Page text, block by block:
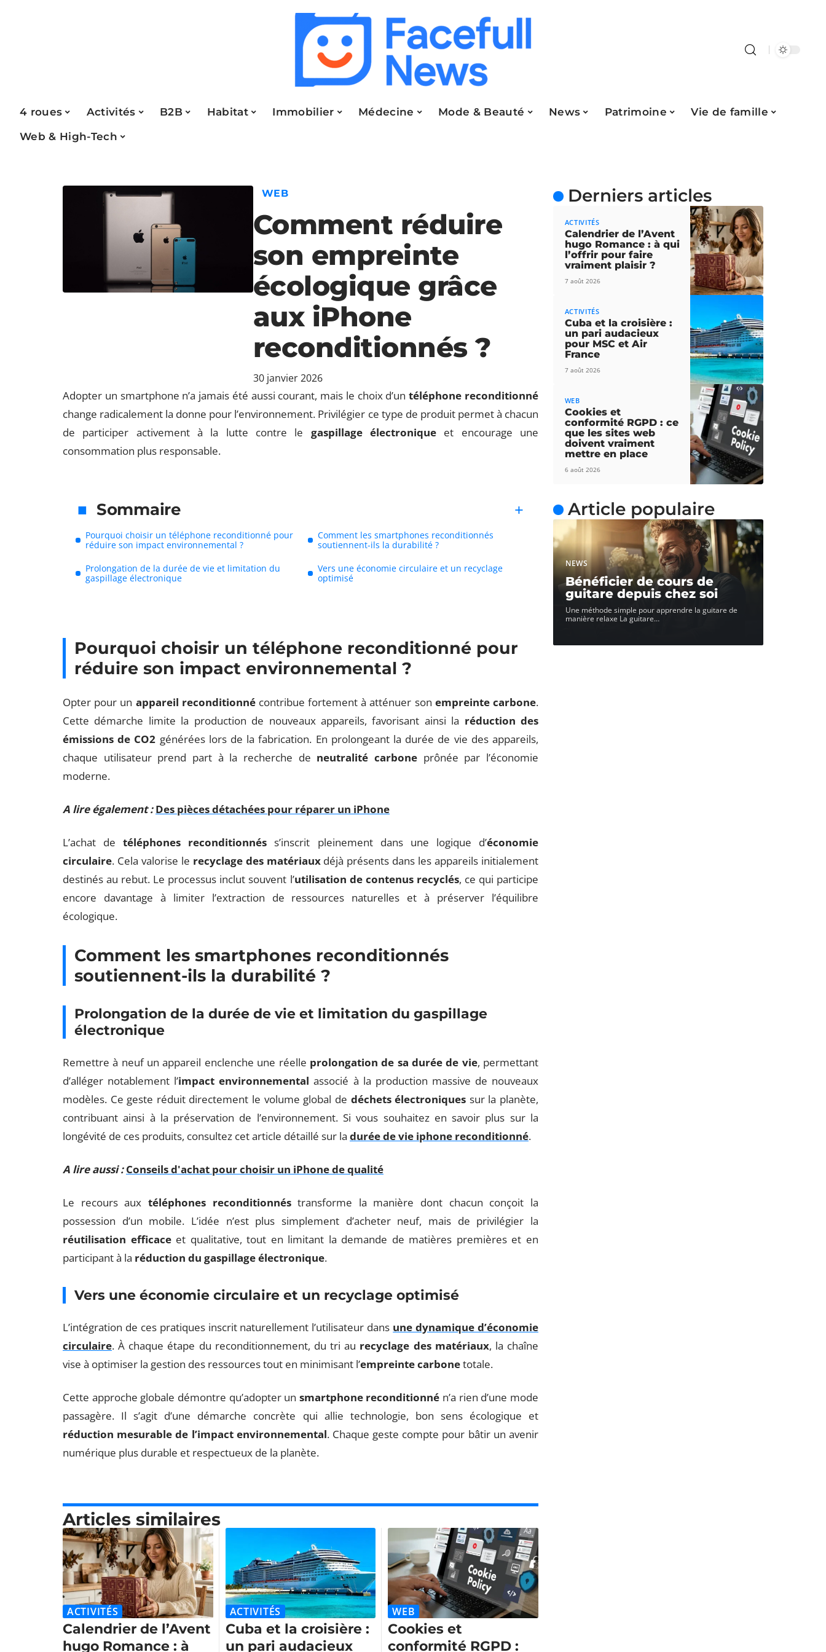
4 roues Activités B2B Habitat Immobilier Médecine Mode & Beauté News Patrimoine
Vie de famille
Web & High-Tech
WEB
Comment réduire
son empreinte
écologique grâce
aux iPhone
reconditionnés ?
30 janvier 2026
Adopter un smartphone n’a jamais été aussi courant, mais le choix d’untéléphone reconditionné
change radicalement la donne pour l’environnement. Privilégier ce type de produit permet à chacun
de participer activement à la lutte contre le gaspillage électronique et encourage une
consommation plus responsable.
Sommaire
Pourquoi choisir un téléphone reconditionné pour
réduire son impact environnemental ?
Comment les smartphones reconditionnés
soutiennent-ils la durabilité ?
Prolongation de la durée de vie et limitation du
gaspillage électronique
Vers une économie circulaire et un recyclage
optimisé
Pourquoi choisir un téléphone reconditionné pour
réduire son impact environnemental ?
Opter pour un appareil reconditionnécontribue fortement à atténuer son empreinte carbone.
Cette démarche limite la production de nouveaux appareils, favorisant ainsi la réduction des
émissions de CO2 générées lors de la fabrication. En prolongeant la durée de vie des appareils,
chaque utilisateur prend part à la recherche de neutralité carbone prônée par l’économie
moderne.
A lire également : Des pièces détachées pour réparer un iPhone
L’achat detéléphones reconditionnés s’inscrit pleinement dans une logique d’économie
circulaire. Cela valorise le recyclage des matériauxdéjà présents dans les appareils initialement
destinés au rebut. Le processus inclut souvent l’utilisation de contenus recyclés, ce qui participe
encore davantage à limiter l’extraction de ressources naturelles et à préserver l’équilibre
écologique.
Comment les smartphones reconditionnés
soutiennent-ils la durabilité ?
Prolongation de la durée de vie et limitation du gaspillage
électronique
Remettre à neuf un appareil enclenche une réelle prolongation de sa durée de vie, permettant
d’alléger notablement l’impact environnemental associé à la production massive de nouveaux
modèles. Ce geste réduit directement le volume global de déchets électroniques sur la planète,
contribuant ainsi à la préservation de l’environnement. Si vous souhaitez en savoir plus sur la
longévité de ces produits, consultez cet article détaillé sur la durée de vie iphone reconditionné.
A lire aussi : Conseils d'achat pour choisir un iPhone de qualité
Le recours aux téléphones reconditionnéstransforme la manière dont chacun conçoit la
possession d’un mobile. L’idée n’est plus simplement d’acheter neuf, mais de privilégier la
réutilisation efficaceet qualitative, tout en limitant la demande de matières premières et en
participant à la réduction du gaspillage électronique.
Vers une économie circulaire et un recyclage optimisé
L’intégration de ces pratiques inscrit naturellement l’utilisateur dans une dynamique d’économie
circulaire. À chaque étape du reconditionnement, du tri au recyclage des matériaux, la chaîne
vise à optimiser la gestion des ressources tout en minimisant l’empreinte carbonetotale.
Cette approche globale démontre qu’adopter un smartphone reconditionné n’a rien d’une mode
passagère. Il s’agit d’une démarche concrète qui allie technologie, bon sens écologique et
réduction mesurable de l’impact environnemental. Chaque geste compte pour bâtir un avenir
numérique plus durable et respectueux de la planète.
Articles similaires
ACTIVITÉS
Calendrier de l’Avent
hugo Romance : à
ACTIVITÉS
Cuba et la croisière :
un pari audacieux
WEB
Cookies et
conformité RGPD :
Derniers articles
ACTIVITÉS
Calendrier de l’Avent
hugo Romance : à qui
l’offrir pour faire
vraiment plaisir ?
7 août 2026
ACTIVITÉS
Cuba et la croisière :
un pari audacieux
pour MSC et Air
France
7 août 2026
WEB
Cookies et
conformité RGPD : ce
que les sites web
doivent vraiment
mettre en place
6 août 2026
Article populaire
NEWS
Bénéficier de cours de
guitare depuis chez soi
Une méthode simple pour apprendre la guitare de
manière relaxe La guitare…